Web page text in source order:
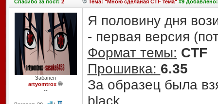
Спасибоза пост: 2 Тема: "Мною сделаная CTF тема"#9 Добавлено:
Забанен
artyomtrox
--
Я половину дня
- первая версия
Формат темы: CTF
Прошивка: 6.35
За образец была
black